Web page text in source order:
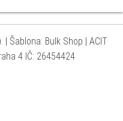
| Šablona: Bulk Shop | ACIT
4 IČ: 26454424